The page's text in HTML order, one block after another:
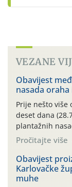
VEZANE
Obavijest
nasada
Prije nešto više
deset dana
plantažnih
leta i
orahove muhe
traje drugi
izražen zadnja
temperature
Pročitajte više
Obavijest
Karlovačke
muhe